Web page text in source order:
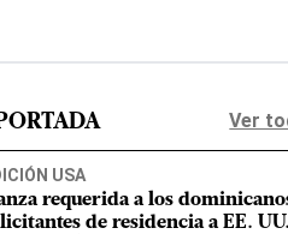
Ver
USA
requerida a los
de residencia a EE. UU.